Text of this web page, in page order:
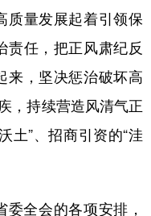
云南 西藏
青海 宁夏
龙江
质量发展起着引领保
责任，把正风肃纪反
来，坚决惩治破坏高
，持续营造风清气正
土”、招商引资的“洼
全会的各项安排，